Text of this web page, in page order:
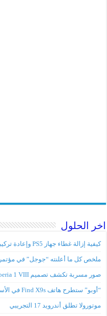
اخر الحلول
كيفية إزالة غطاء جهاز PS5 وإعادة تركيبه بأمان للتنظيف والتحديثات
ملخص كل ما أعلنته “جوجل” في مؤتمر Android Show I/O Edition 2026
صور مسربة تكشف تصميم Xperia 1 VIII الجديد
“أوبو” ستطرح هاتف Find X9s في الأسواق العالمية
موتورولا تطلق أندرويد 17 التجريبي